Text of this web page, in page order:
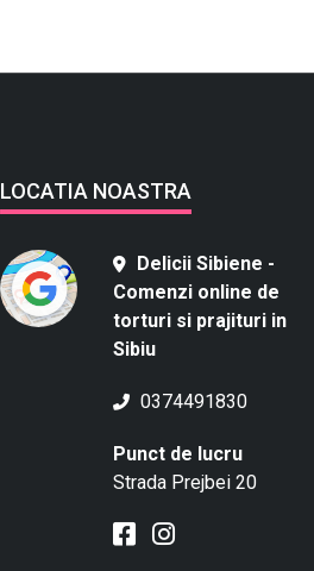
LOCATIA NOASTRA
Delicii Sibiene -
Comenzi online de
torturi si prajituri in
Sibiu
0374491830
Punct de lucru
Strada Prejbei 20